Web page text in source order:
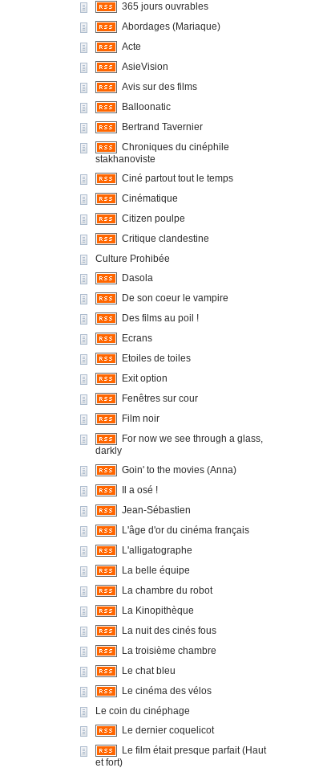
365 jours ouvrables
Abordages (Mariaque)
Acte
AsieVision
Avis sur des films
Balloonatic
Bertrand Tavernier
Chroniques du cinéphile
stakhanoviste
Ciné partout tout le temps
Cinématique
Citizen poulpe
Critique clandestine
Culture Prohibée
Dasola
De son coeur le vampire
Des films au poil !
Ecrans
Etoiles de toiles
Exit option
Fenêtres sur cour
Film noir
For now we see through a glass,
darkly
Goin' to the movies (Anna)
Il a osé !
Jean-Sébastien
L'âge d'or du cinéma français
L'alligatographe
La belle équipe
La chambre du robot
La Kinopithèque
La nuit des cinés fous
La troisième chambre
Le chat bleu
Le cinéma des vélos
Le coin du cinéphage
Le dernier coquelicot
Le film était presque parfait (Haut
et fort)